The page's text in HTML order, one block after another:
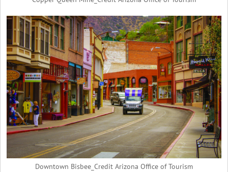
Downtown Bisbee_Credit Arizona Office of Tourism